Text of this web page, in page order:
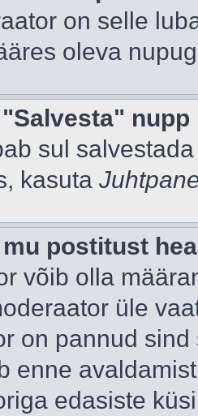
on selle
oleva
sul
kasuta
postitust
võib olla
üle
on pannud
enne
edasiste